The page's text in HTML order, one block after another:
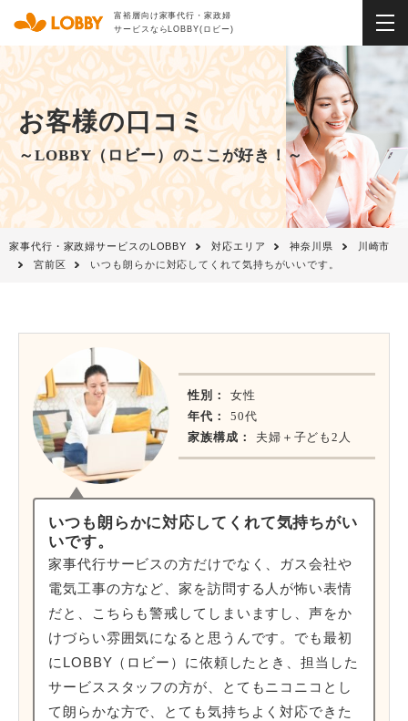
富裕層向け家事代行・家政婦
サービスならLOBBY(ロビー)
お客様の口コミ
～LOBBY（ロビー）のここが好き！～
家事代行・家政婦サービスのLOBBY 対応エリア 神奈川県
川崎市
宮前区
いつも朗らかに対応してくれて気持ちがいいです。
性別：
女性
年代：
50代
家族構成：
夫婦＋子ども2人
いつも朗らかに対応してくれて気持ちがい
いです。
家事代行サービスの方だけでなく、ガス会社や
電気工事の方など、家を訪問する人が怖い表情
だと、こちらも警戒してしまいますし、声をか
けづらい雰囲気になると思うんです。でも最初
にLOBBY（ロビー）に依頼したとき、担当した
サービススタッフの方が、とてもニコニコとし
て朗らかな方で、とても気持ちよく対応できた